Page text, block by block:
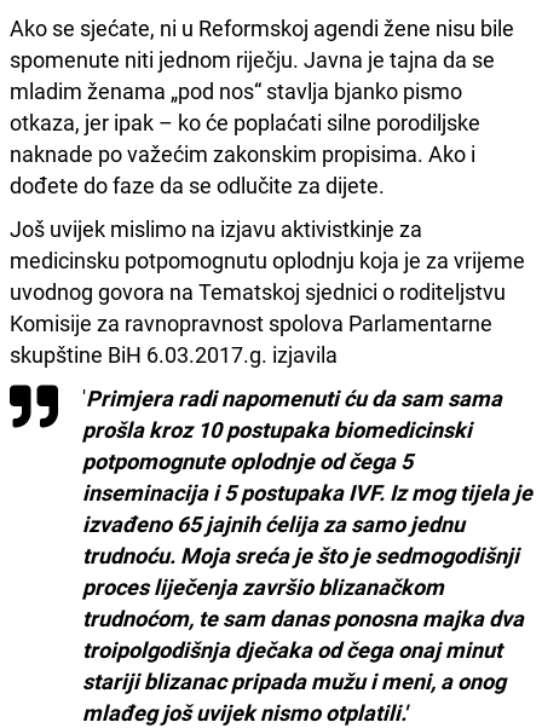
Ako se sjećate, ni u Reformskoj agendi žene nisu bile
spomenute niti jednom riječju. Javna je tajna da se
mladim ženama „pod nos“ stavlja bjanko pismo
otkaza, jer ipak – ko će poplaćati silne porodiljske
naknade po važećim zakonskim propisima. Ako i
dođete do faze da se odlučite za dijete.
Još uvijek mislimo na izjavu aktivistkinje za
medicinsku potpomognutu oplodnju koja je za vrijeme
uvodnog govora na Tematskoj sjednici o roditeljstvu
Komisije za ravnopravnost spolova Parlamentarne
skupštine BiH 6.03.2017.g. izjavila
'Primjera radi napomenuti ću da sam sama
prošla kroz 10 postupaka biomedicinski
potpomognute oplodnje od čega 5
inseminacija i 5 postupaka IVF. Iz mog tijela je
izvađeno 65 jajnih ćelija za samo jednu
trudnoću. Moja sreća je što je sedmogodišnji
proces liječenja završio blizanačkom
trudnoćom, te sam danas ponosna majka dva
troipolgodišnja dječaka od čega onaj minut
stariji blizanac pripada mužu i meni, a onog
mlađeg još uvijek nismo otplatili.'